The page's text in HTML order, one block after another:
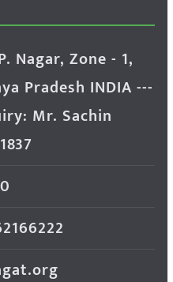
Nagar, Zone - 1,
Pradesh INDIA ---
Mr. Sachin